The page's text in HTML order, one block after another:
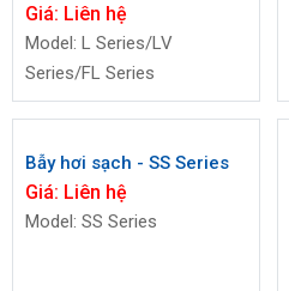
Giá: Liên hệ
Model: L Series/LV
Series/FL Series
Bẫy hơi sạch - SS Series
Giá: Liên hệ
Model: SS Series